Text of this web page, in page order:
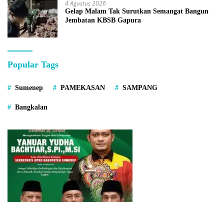
4 Agustus 2026
Gelap Malam Tak Surutkan Semangat Bangun
Jembatan KBSB Gapura
Popular Tags
Sumenep PAMEKASAN SAMPANG
Bangkalan